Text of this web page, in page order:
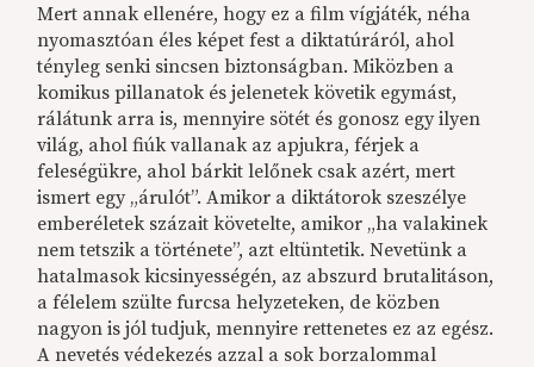
Mert annak ellenére, hogy ez a film vígjáték, néha
nyomasztóan éles képet fest a diktatúráról, ahol
tényleg senki sincsen biztonságban. Miközben a
komikus pillanatok és jelenetek követik egymást,
rálátunk arra is, mennyire sötét és gonosz egy ilyen
világ, ahol fiúk vallanak az apjukra, férjek a
feleségükre, ahol bárkit lelőnek csak azért, mert
ismert egy „árulót”. Amikor a diktátorok szeszélye
emberéletek százait követelte, amikor „ha valakinek
nem tetszik a története”, azt eltüntetik. Nevetünk a
hatalmasok kicsinyességén, az abszurd brutalitáson,
a félelem szülte furcsa helyzeteken, de közben
nagyon is jól tudjuk, mennyire rettenetes ez az egész.
A nevetés védekezés azzal a sok borzalommal